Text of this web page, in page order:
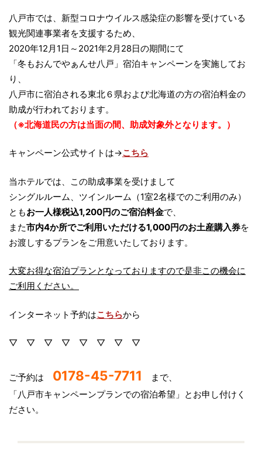
八戸市では、新型コロナウイルス感染症の影響を受けている
観光関連事業者を支援するため、
2020年12月1日～2021年2月28日の期間にて
「冬もおんでやぁんせ八戸」宿泊キャンペーンを実施してお
り、
八戸市に宿泊される東北６県および北海道の方の宿泊料金の
助成が行われております。
（※北海道民の方は当面の間、助成対象外となります。）
キャンペーン公式サイトは→こちら
当ホテルでは、この助成事業を受けまして
シングルルーム、ツインルーム（1室2名様でのご利用のみ）
ともお一人様税込1,200円のご宿泊料金で、
また市内4か所でご利用いただける1,000円のお土産購入券を
お渡しするプランをご用意いたしております。
大変お得な宿泊プランとなっておりますので是非この機会に
ご利用ください。
インターネット予約はこちらから
▽ ▽ ▽ ▽ ▽ ▽ ▽ ▽
ご予約は 0178-45-7711
まで、
「八戸市キャンペーンプランでの宿泊希望」とお申し付けく
ださい。